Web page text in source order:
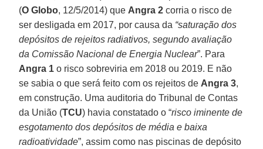
(O Globo, 12/5/2014) que Angra 2 corria o risco de
ser desligada em 2017, por causa da “saturação dos
depósitos de rejeitos radiativos, segundo avaliação
da Comissão Nacional de Energia Nuclear”. Para
Angra 1 o risco sobreviria em 2018 ou 2019. E não
se sabia o que será feito com os rejeitos de Angra 3,
em construção. Uma auditoria do Tribunal de Contas
da União (TCU) havia constatado o “risco iminente de
esgotamento dos depósitos de média e baixa
radioatividade”, assim como nas piscinas de depósito